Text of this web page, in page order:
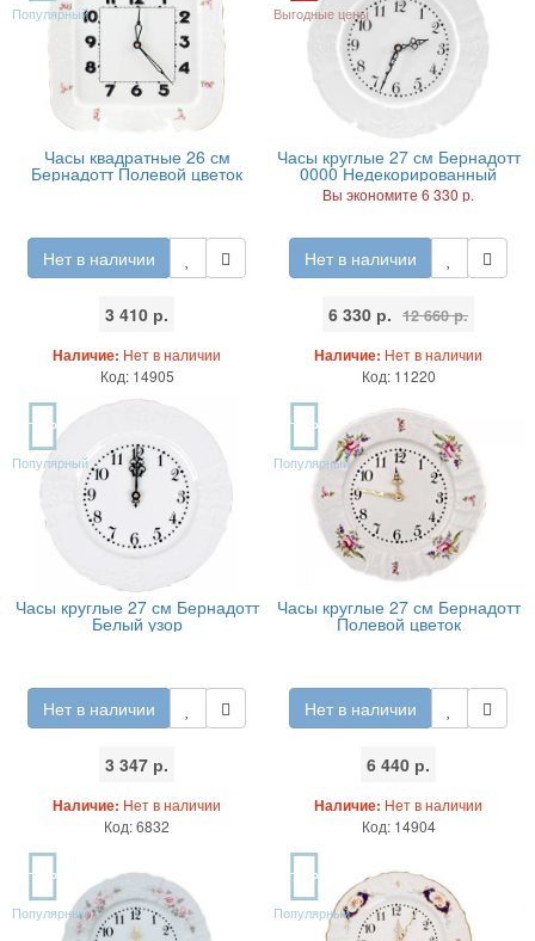
Популярный
Часы квадратные 26 см
Бернадотт Полевой цветок
Нет в наличии
3 410 р.
Наличие: Нет в наличии
Код: 14905
Выгодные цены
Часы круглые 27 см Бернадотт
0000 Недекорированный
Вы экономите 6 330 р.
Нет в наличии
6 330 р. 12 660 р.
Наличие: Нет в наличии
Код: 11220
TOP
Популярный
Часы круглые 27 см Бернадотт
Белый узор
Нет в наличии
3 347 р.
Наличие: Нет в наличии
Код: 6832
TOP
Популярный
Часы круглые 27 см Бернадотт
Полевой цветок
Нет в наличии
6 440 р.
Наличие: Нет в наличии
Код: 14904
TOP
Популярный
TOP
Популярный